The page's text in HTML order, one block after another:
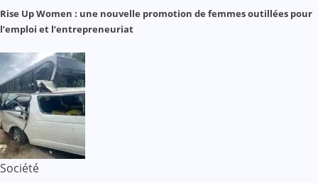
Rise Up Women : une nouvelle promotion de femmes outillées pour
l’emploi et l’entrepreneuriat
Société